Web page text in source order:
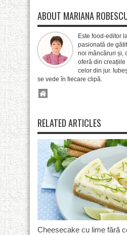
ABOUT MARIANA
Este food-editor
pasionată de
noi mâncăruri și,
oferă din
celor din jur.
se vede în fiecare clipă.
RELATED ARTICLES
Cheesecake cu lime fără